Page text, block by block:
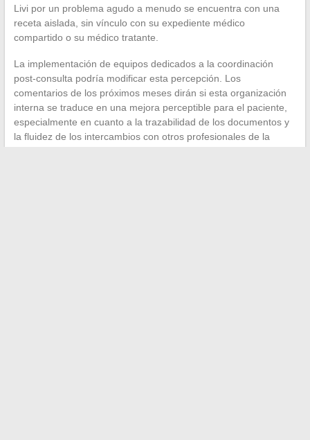
Livi por un problema agudo a menudo se encuentra con una
receta aislada, sin vínculo con su expediente médico
compartido o su médico tratante.
La implementación de equipos dedicados a la coordinación
post-consulta podría modificar esta percepción. Los
comentarios de los próximos meses dirán si esta organización
interna se traduce en una mejora perceptible para el paciente,
especialmente en cuanto a la trazabilidad de los documentos y
la fluidez de los intercambios con otros profesionales de la